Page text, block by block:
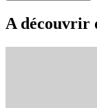
A découvrir